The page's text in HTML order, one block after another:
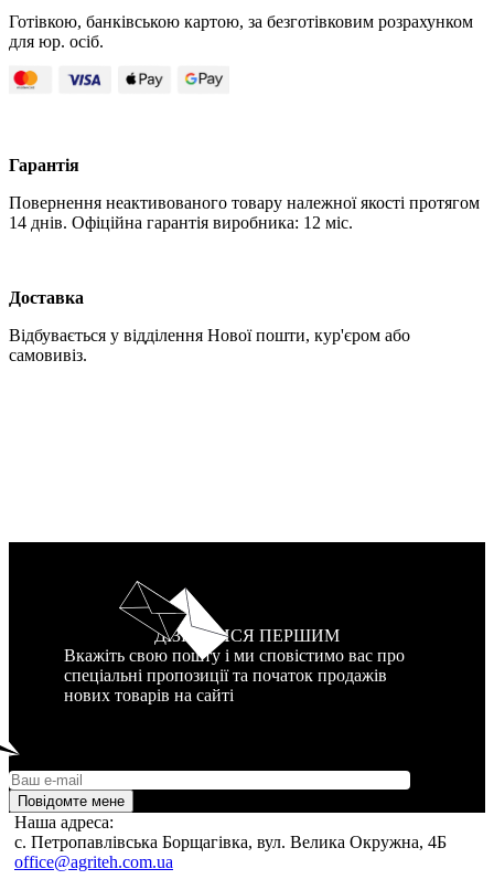
Готівкою, банківською картою, за безготівковим розрахунком
для юр. осіб.
Гарантія
Повернення неактивованого товару належної якості протягом
14 днів. Офіційна гарантія виробника: 12 міс.
Доставка
Відбувається у відділення Нової пошти, кур'єром або
самовивіз.
ДІЗНАТИСЯ ПЕРШИМ
Вкажіть свою пошту і ми сповістимо вас про
спеціальні пропозиції та початок продажів
нових товарів на сайті
Повідомте мене
Наша адреса:
c. Петропавлівська Борщагівка, вул. Велика Окружна, 4Б
office@agriteh.com.ua